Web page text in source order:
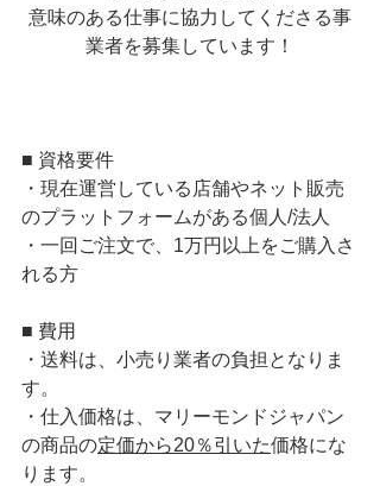
意味のある仕事に協力してくださる事
業者を募集しています！
■ 資格要件
・現在運営している店舗やネット販売
のプラットフォームがある個人/法人
・一回ご注文で、1万円以上をご購入さ
れる方
■ 費用
・送料は、小売り業者の負担となりま
す。
・仕入価格は、マリーモンドジャパン
の商品の定価から20％引いた価格にな
ります。